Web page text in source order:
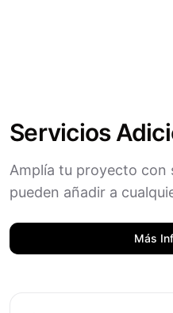
Servicios
Amplía tu proyecto con
pueden añadir a
Más